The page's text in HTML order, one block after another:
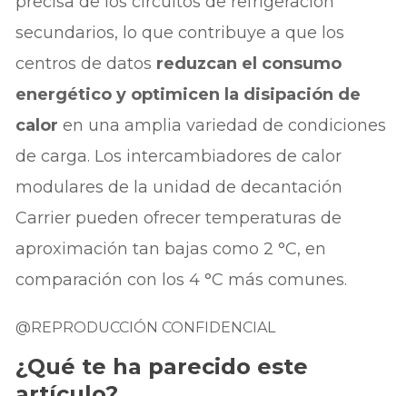
secundarios, lo que contribuye a que los
centros de datos reduzcan el consumo
energético y optimicen la disipación de
caloren una amplia variedad de condiciones
de carga. Los intercambiadores de calor
modulares de la unidad de decantación
Carrier pueden ofrecer temperaturas de
aproximación tan bajas como 2 °C, en
comparación con los 4 °C más comunes.
@REPRODUCCIÓN CONFIDENCIAL
¿Qué te ha parecido este